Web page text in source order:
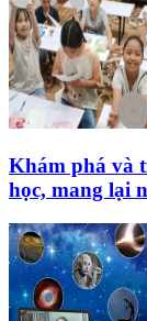
Khám phá và
học, mang lại